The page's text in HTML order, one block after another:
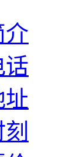
介
话
址